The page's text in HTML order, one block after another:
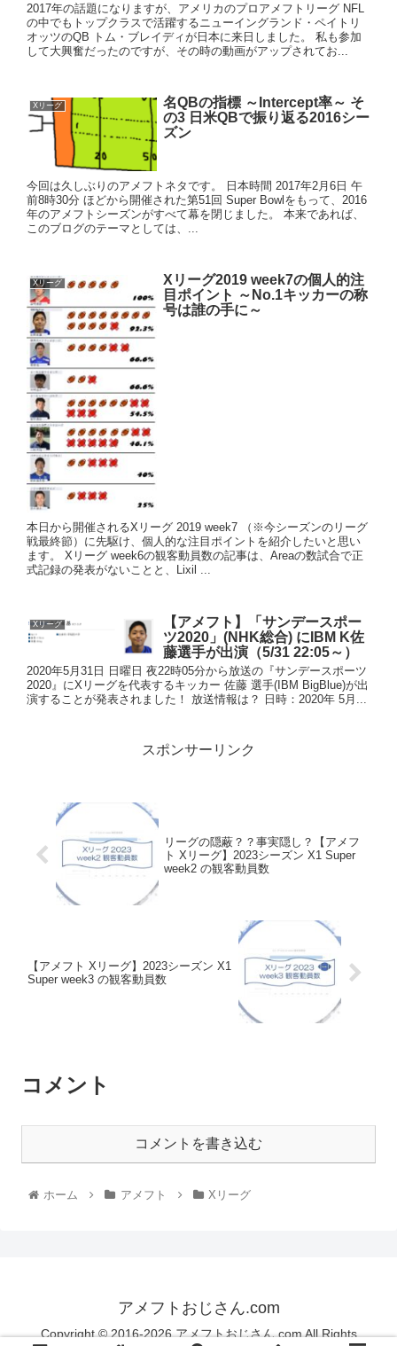
2017年の話題になりますが、アメリカのプロアメフトリーグ NFL
の中でもトップクラスで活躍するニューイングランド・ペイトリ
オッツのQB トム・ブレイディが日本に来日しました。 私も参加
して大興奮だったのですが、その時の動画がアップされてお...
Xリーグ
名QBの指標 ～Intercept率～ そ
の3 日米QBで振り返る2016シー
ズン
今回は久しぶりのアメフトネタです。 日本時間 2017年2月6日 午
前8時30分 ほどから開催された第51回 Super Bowlをもって、2016
年のアメフトシーズンがすべて幕を閉じました。 本来であれば、
このブログのテーマとしては、...
Xリーグ
Xリーグ2019 week7の個人的注
目ポイント ～No.1キッカーの称
号は誰の手に～
本日から開催されるXリーグ 2019 week7 （※今シーズンのリーグ
戦最終節）に先駆け、個人的な注目ポイントを紹介したいと思い
ます。 Xリーグ week6の観客動員数の記事は、Areaの数試合で正
式記録の発表がないことと、Lixil ...
Xリーグ
【アメフト】「サンデースポー
ツ2020」(NHK総合) にIBM K佐
藤選手が出演（5/31 22:05～）
2020年5月31日 日曜日 夜22時05分から放送の『サンデースポーツ
2020』にXリーグを代表するキッカー 佐藤 選手(IBM BigBlue)が出
演することが発表されました！ 放送情報は？ 日時：2020年 5月...
スポンサーリンク
リーグの隠蔽？？事実隠し？【アメフ
ト Xリーグ】2023シーズン X1 Super
week2 の観客動員数
【アメフト Xリーグ】2023シーズン X1
Super week3 の観客動員数
コメント
コメントを書き込む
ホーム アメフト Xリーグ
アメフトおじさん.com
Copyright © 2016-2026 アメフトおじさん.com All Rights